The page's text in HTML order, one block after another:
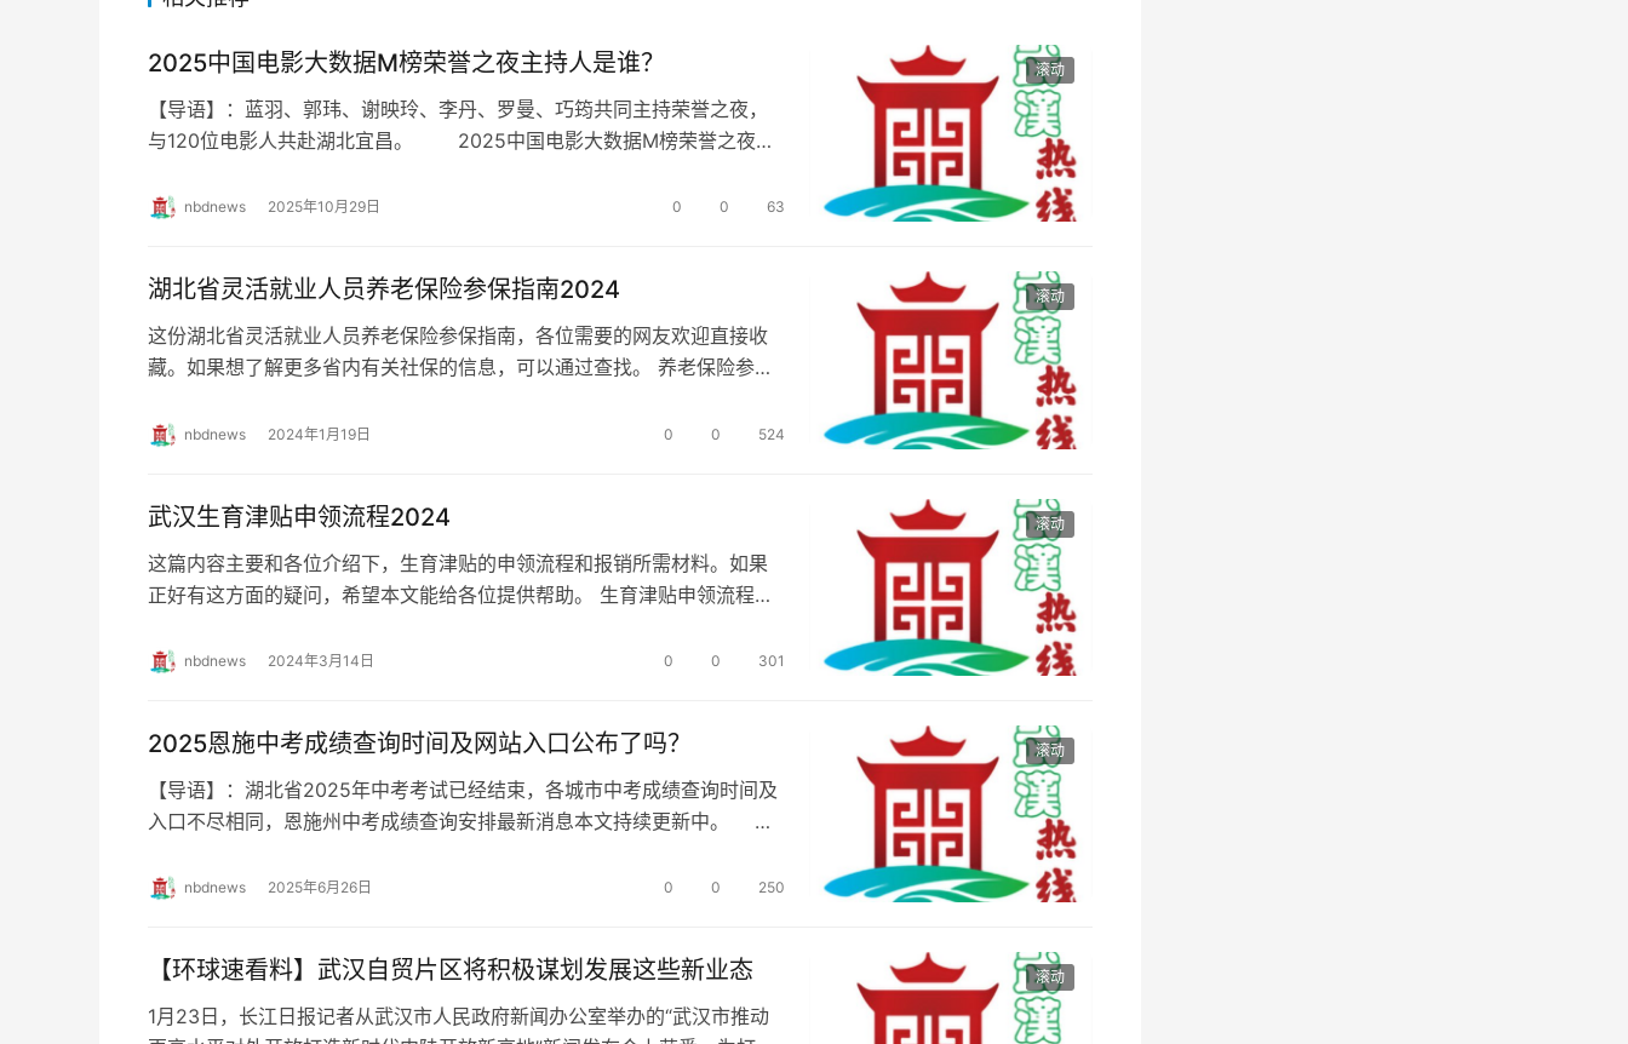
滚动
2025中国电影大数据M榜荣誉之夜主持人是谁？
【导语】：蓝羽、郭玮、谢映玲、李丹、罗曼、巧筠共同主持荣誉之夜，
与120位电影人共赴湖北宜昌。 2025中国电影大数据M榜荣誉之夜主
nbdnews 2025年10月29日 0 0 63
滚动
湖北省灵活就业人员养老保险参保指南2024
这份湖北省灵活就业人员养老保险参保指南，各位需要的网友欢迎直接收
藏。如果想了解更多省内有关社保的信息，可以通过查找。 养老保险参保
nbdnews 2024年1月19日 0 0 524
滚动
武汉生育津贴申领流程2024
这篇内容主要和各位介绍下，生育津贴的申领流程和报销所需材料。如果
正好有这方面的疑问，希望本文能给各位提供帮助。 生育津贴申领流程
nbdnews 2024年3月14日 0 0 301
滚动
2025恩施中考成绩查询时间及网站入口公布了吗？
【导语】：湖北省2025年中考考试已经结束，各城市中考成绩查询时间及
入口不尽相同，恩施州中考成绩查询安排最新消息本文持续更新中。
nbdnews 2025年6月26日 0 0 250
滚动
【环球速看料】武汉自贸片区将积极谋划发展这些新业态
1月23日，长江日报记者从武汉市人民政府新闻办公室举办的“武汉市推动